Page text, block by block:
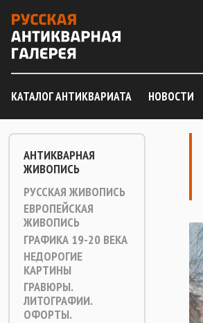
КАТАЛОГ АНТИКВАРИАТА НОВОСТИ
АНТИКВАРНАЯ
ЖИВОПИСЬ
РУССКАЯ ЖИВОПИСЬ
ЕВРОПЕЙСКАЯ
ЖИВОПИСЬ
ГРАФИКА 19-20 ВЕКА
НЕДОРОГИЕ
КАРТИНЫ
ГРАВЮРЫ.
ЛИТОГРАФИИ.
ОФОРТЫ.